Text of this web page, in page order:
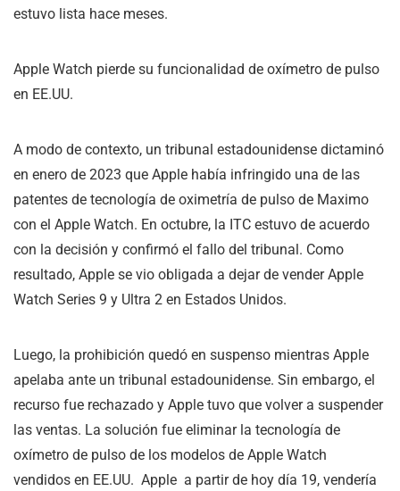
estuvo lista hace meses.
Apple Watch pierde su funcionalidad de oxímetro de pulso
en EE.UU.
A modo de contexto, un tribunal estadounidense dictaminó
en enero de 2023 que Apple había infringido una de las
patentes de tecnología de oximetría de pulso de Maximo
con el Apple Watch. En octubre, la ITC estuvo de acuerdo
con la decisión y confirmó el fallo del tribunal. Como
resultado, Apple se vio obligada a dejar de vender Apple
Watch Series 9 y Ultra 2 en Estados Unidos.
Luego, la prohibición quedó en suspenso mientras Apple
apelaba ante un tribunal estadounidense. Sin embargo, el
recurso fue rechazado y Apple tuvo que volver a suspender
las ventas. La solución fue eliminar la tecnología de
oxímetro de pulso de los modelos de Apple Watch
vendidos en EE.UU. Apple a partir de hoy día 19, vendería